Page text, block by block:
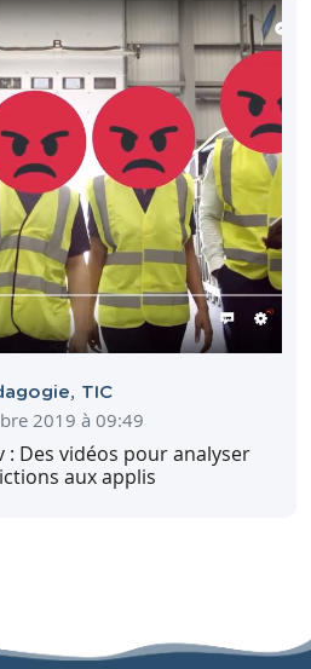
, TIC
2019 à 09:49
: Des vidéos pour analyser
aux applis